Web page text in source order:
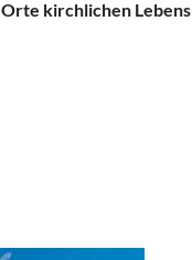
Orte kirchlichen Lebens